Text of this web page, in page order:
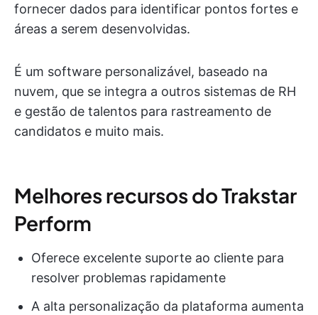
fornecer dados para identificar pontos fortes e
áreas a serem desenvolvidas.
É um software personalizável, baseado na
nuvem, que se integra a outros sistemas de RH
e gestão de talentos para rastreamento de
candidatos e muito mais.
Melhores recursos do Trakstar
Perform
Oferece excelente suporte ao cliente para
resolver problemas rapidamente
A alta personalização da plataforma aumenta